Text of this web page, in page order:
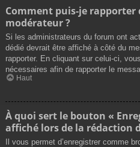
Comment puis-je rapporter
modérateur ?
Si les administrateurs du forum ont
dédié devrait être affiché à côté du
rapporter. En cliquant sur celui-ci,
nécessaires afin de rapporter le
Haut
À quoi sert le bouton «
affiché lors de la rédaction
Il vous permet d’enregistrer comme